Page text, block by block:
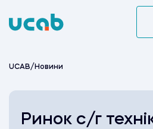
to
UCAB/ Новини
Ринок с/г